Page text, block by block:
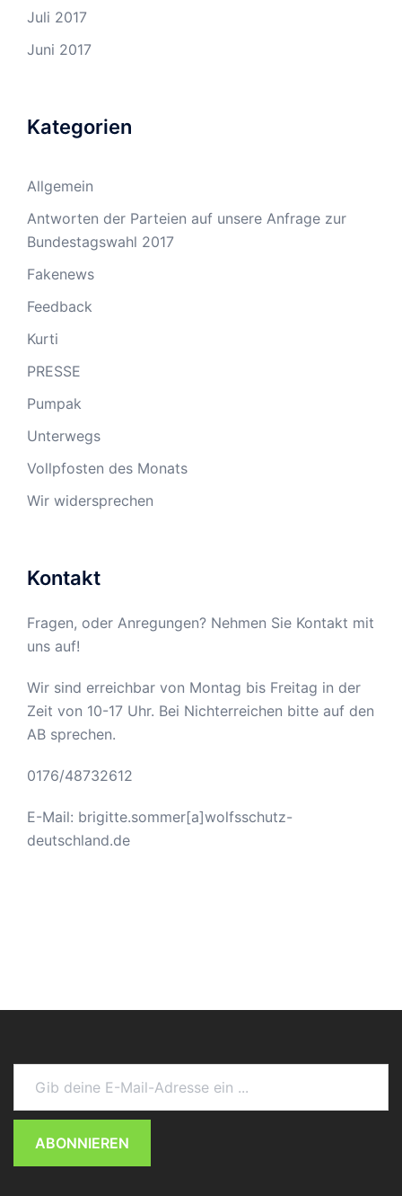
Juli 2017
Juni 2017
Kategorien
Allgemein
Antworten der Parteien auf unsere Anfrage zur
Bundestagswahl 2017
Fakenews
Feedback
Kurti
PRESSE
Pumpak
Unterwegs
Vollpfosten des Monats
Wir widersprechen
Kontakt
Fragen, oder Anregungen? Nehmen Sie Kontakt mit
uns auf!
Wir sind erreichbar von Montag bis Freitag in der
Zeit von 10-17 Uhr. Bei Nichterreichen bitte auf den
AB sprechen.
0176/48732612
E-Mail: brigitte.sommer[a]wolfsschutz-
deutschland.de
Gib deine E-Mail-Adresse ein ...
ABONNIEREN